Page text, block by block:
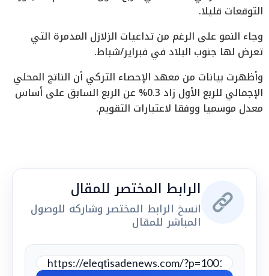
التوقعات قليلا.
وجاء النمو على الرغم من تداعيات الزلازل المدمرة التي
تعرض لها جنوب البلاد في فبراير/شباط.
وأظهرت بيانات من معهد الإحصاء التركي أن الناتج المحلي
الإجمالي للربع الأول زاد 0.3% عن الربع السابق على أساس
معدل موسميا ووفقا لاعتبارات التقويم.
الرابط المختصر للمقال
انسخ الرابط المختصر وشاركه للوصول
المباشر للمقال